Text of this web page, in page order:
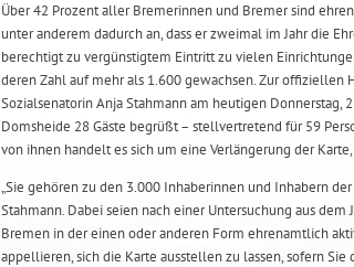
Über 42 Prozent aller Bremerinnen und Bremer sind
unter anderem dadurch an, dass er zweimal im Jahr die
berechtigt zu vergünstigtem Eintritt zu vielen
deren Zahl auf mehr als 1.600 gewachsen. Zur offiziellen
Sozialsenatorin Anja Stahmann am heutigen Donnerstag,
Domsheide 28 Gäste begrüßt – stellvertretend für 59
von ihnen handelt es sich um eine Verlängerung der
„Sie gehören zu den 3.000 Inhaberinnen und Inhabern
Stahmann. Dabei seien nach einer Untersuchung aus
Bremen in der einen oder anderen Form ehrenamtlich
appellieren, sich die Karte ausstellen zu lassen, sofern